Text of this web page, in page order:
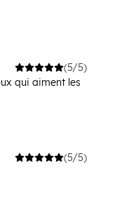
(5/5)
qui aiment les
(5/5)